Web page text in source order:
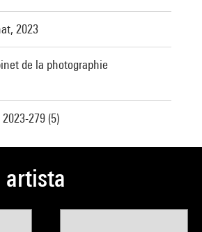
2023
de la photographie
279 (5)
artista